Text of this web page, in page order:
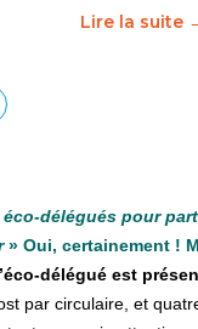
Lire la suite
délégués pour
» Oui, certainement !
délégué est
par circulaire, et